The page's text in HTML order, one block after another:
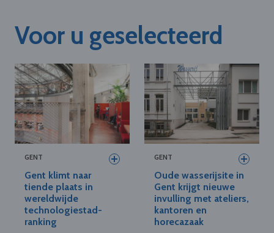
Voor u geselecteerd
GENT
Gent klimt naar
tiende plaats in
wereldwijde
technologiestad-
ranking
GENT
Oude wasserijsite in
Gent krijgt nieuwe
invulling met ateliers,
kantoren en
horecazaak